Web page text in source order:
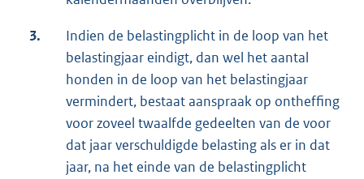
3.
Indien de belastingplicht in de loop van het
belastingjaar eindigt, dan wel het aantal
honden in de loop van het belastingjaar
vermindert, bestaat aanspraak op ontheffing
voor zoveel twaalfde gedeelten van de voor
dat jaar verschuldigde belasting als er in dat
jaar, na het einde van de belastingplicht